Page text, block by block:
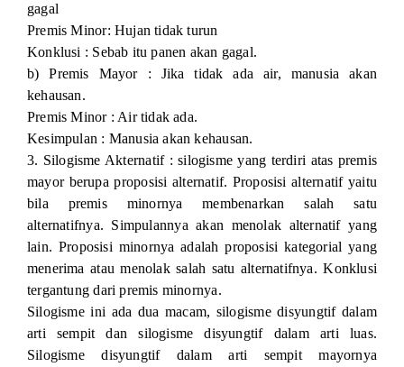
gagal
Premis Minor: Hujan tidak turun
Konklusi : Sebab itu panen akan gagal.
b) Premis Mayor : Jika tidak ada air, manusia akan
kehausan.
Premis Minor : Air tidak ada.
Kesimpulan : Manusia akan kehausan.
3. Silogisme Akternatif : silogisme yang terdiri atas premis
mayor berupa proposisi alternatif. Proposisi alternatif yaitu
bila premis minornya membenarkan salah satu
alternatifnya. Simpulannya akan menolak alternatif yang
lain. Proposisi minornya adalah proposisi kategorial yang
menerima atau menolak salah satu alternatifnya. Konklusi
tergantung dari premis minornya.
Silogisme ini ada dua macam, silogisme disyungtif dalam
arti sempit dan silogisme disyungtif dalam arti luas.
Silogisme disyungtif dalam arti sempit mayornya